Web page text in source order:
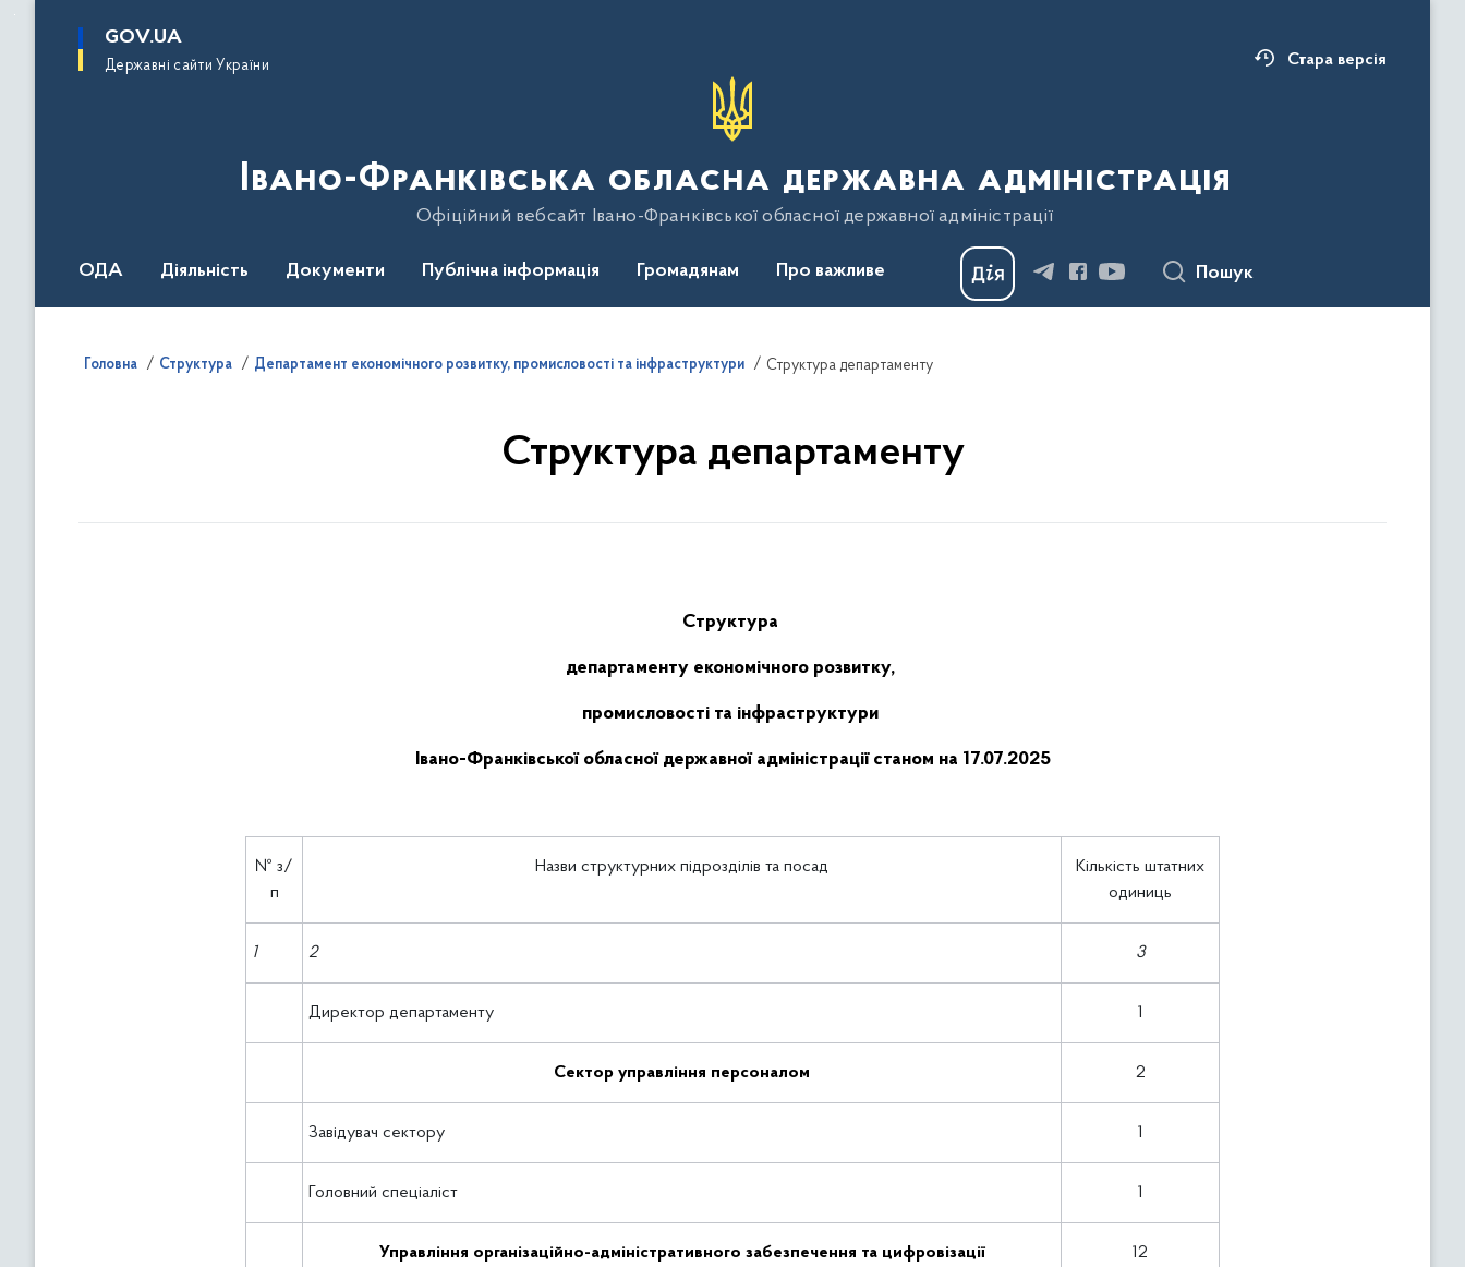
основного
GOV.UA
Державні сайти України Стара версія
Івано-Франківська обласна державна адміністрація
Офіційний вебсайт Івано-Франківської обласної державної адміністрації
ОДА Діяльність Документи Публічна інформація Громадянам Про важливе Пошук
Головна Структура Департамент економічного розвитку, промисловості та інфраструктури Структура департаменту
Структура департаменту
Структура
департаменту економічного розвитку,
промисловості та інфраструктури
Івано-Франківської обласної державної адміністрації станом на 17.07.2025
№ з/
п
Назви структурних підрозділів та посад
Кількість штатних
одиниць
1 2 3
Директор департаменту 1
Сектор управління персоналом 2
Завідувач сектору 1
Головний спеціаліст 1
Управління організаційно-адміністративного забезпечення та цифровізації 12